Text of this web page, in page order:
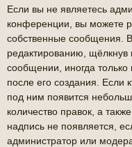
Если вы не являетесь
конференции, вы можете
собственные сообщения.
редактированию, щёлкнув
сообщении, иногда только
после его создания. Если
под ним появится
количество правок, а
надпись не появляется,
администратор или